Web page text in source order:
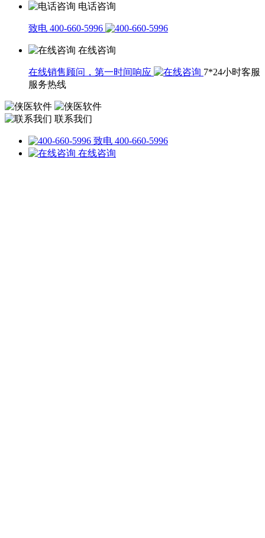
电话咨询
致电 400-660-5996
在线咨询
在线销售顾问，第一时间响应
7*24小时客服
服务热线
联系我们
致电 400-660-5996
在线咨询